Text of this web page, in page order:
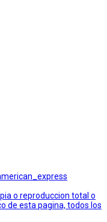
o reproduccion total o
de esta pagina, todos los